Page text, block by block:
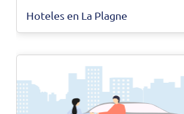
Hoteles en La Plagne